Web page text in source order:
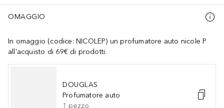
OMAGGIO
In omaggio (codice: NICOLEP) un profumatore auto nicole P
all'acquisto di 69€ di prodotti.
DOUGLAS
Profumatore auto
1 pezzo